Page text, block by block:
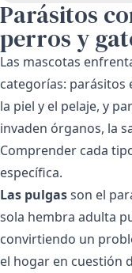
Parásitos
perros y
Las mascotas
categorías: parásitos
la piel y el pelaje, y
invaden órganos, la
Comprender cada
específica.
Las pulgasson el
sola hembra adulta
convirtiendo un
el hogar en cuestión